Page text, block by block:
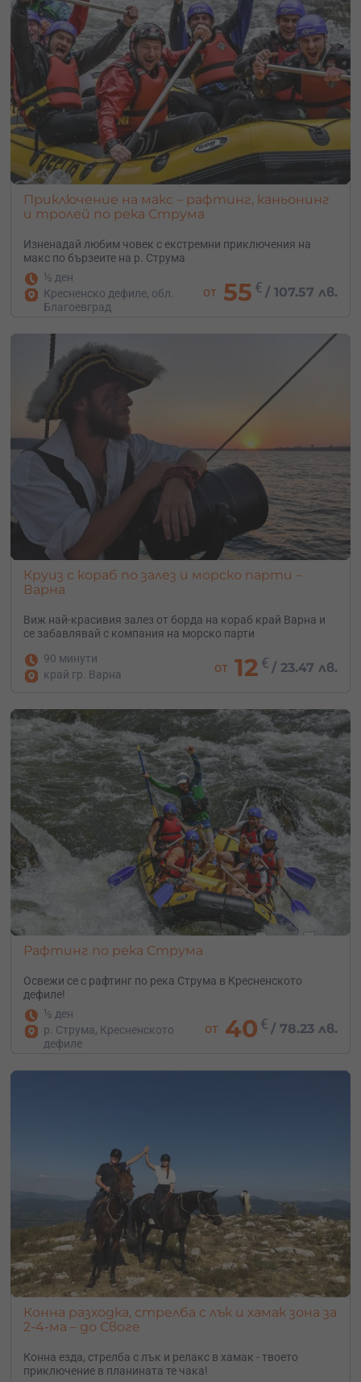
Приключение на макс – рафтинг, каньонинг
и тролей по река Струма
Изненадай любим човек с екстремни приключения на
макс по бързеите на р. Струма
½ ден
Кресненско дефиле, обл.
Благоевград
от 55 € /107.57 лв.
Круиз с кораб по залез и морско парти –
Варна
Виж най-красивия залез от борда на кораб край Варна и
се забавлявай с компания на морско парти
90 минути
край гр. Варна
от 12 € /23.47 лв.
Рафтинг по река Струма
Освежи се с рафтинг по река Струма в Кресненското
дефиле!
½ ден
р. Струма, Кресненското
дефиле
от 40 € / 78.23 лв.
Конна разходка, стрелба с лък и хамак зона за
2-4-ма – до Своге
Конна езда, стрелба с лък и релакс в хамак - твоето
приключение в планината те чака!